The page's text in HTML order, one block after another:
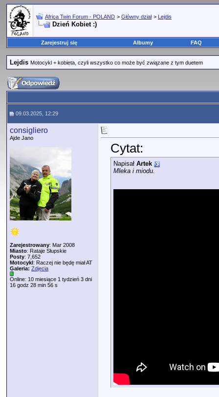
Africa Twin Forum - POLAND > Główny dział > Lejdis
Dzień Kobiet :)
Zarejestruj się Albumy FAQ
Lejdis Motocykl + kobieta, czyli wszystko co może być związane z tym duetem
09.03.2025, 12:29
consigliero
Ajde Jano
Zarejestrowany: Mar 2008
Miasto: Rataje Słupskie
Posty: 7,652
Motocykl: Raczej nie będę miał AT
Galeria: Zdjęcia
Online: 10 miesiące 1 tydzień 3 dni
16 godz 28 min 56 s
Cytat:
Napisał Artek
Mleka i miodu.